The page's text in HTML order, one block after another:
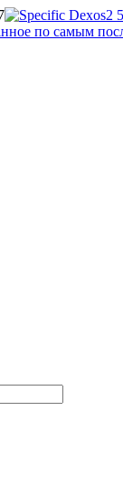
по самым